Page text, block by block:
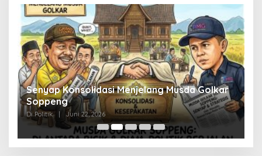
Senyap Konsolidasi Menjelang Musda Golkar
Soppeng
Di Politik | Juni 22, 2026